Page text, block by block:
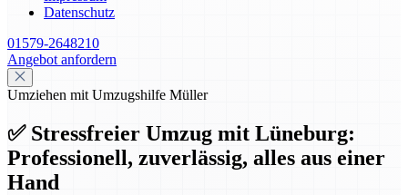
Datenschutz
01579-2648210
Angebot anfordern
Umziehen mit Umzugshilfe Müller
✅ Stressfreier Umzug mit Lüneburg:
Professionell, zuverlässig, alles aus einer
Hand